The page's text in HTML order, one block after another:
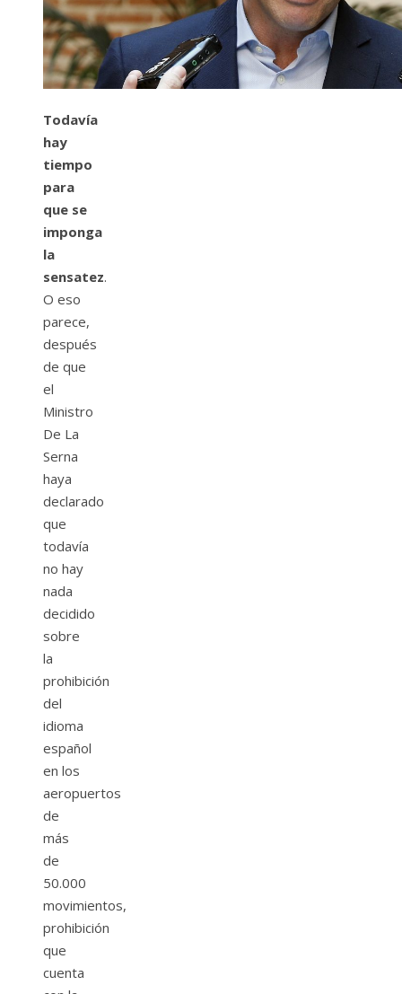
Todavía
hay
tiempo
para
que se
imponga
la
sensatez.
O eso
parece,
después
de que
el
Ministro
De La
Serna
haya
declarado
que
todavía
no hay
nada
decidido
sobre
la
prohibición
del
idioma
español
en los
aeropuertos
de
más
de
50.000
movimientos,
prohibición
que
cuenta